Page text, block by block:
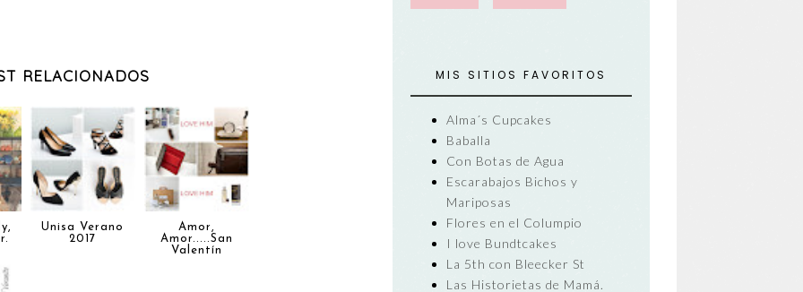
RELACIONADOS
Unisa Verano
2017
Amor,
Amor.....San
Valentín
MIS SITIOS FAVORITOS
Alma´s Cupcakes
Baballa
Con Botas de Agua
Escarabajos Bichos y
Mariposas
Flores en el Columpio
I love Bundtcakes
La 5th con Bleecker St
Las Historietas de Mamá.